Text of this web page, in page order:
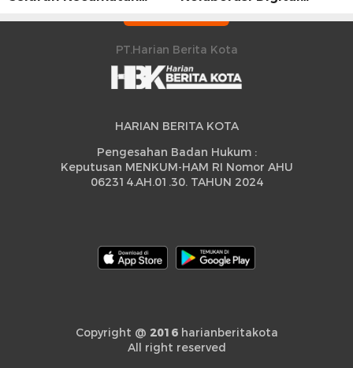
Peningkatan
PT.Harian Berita Kota
HARIAN BERITA KOTA
Pengesahan Badan Hukum :
Keputusan MENKUM-HAM RI Nomor AHU
062314.AH.01.30. TAHUN 2024
Copyright @ 2016harianberitakota
All right reserved